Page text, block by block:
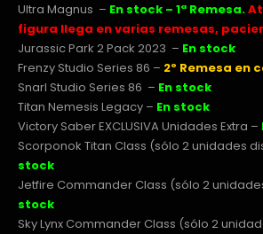
Ultra Magnus – En stock – 1ª Remesa.
figura llega en varias remesas,
Jurassic Park 2 Pack 2023 – En stock
Frenzy Studio Series 86 – 2º Remesa en
Snarl Studio Series 86 – En stock
Titan Nemesis Legacy – En stock
Victory Saber EXCLUSIVA Unidades Extra –
Scorponok Titan Class (sólo 2 unidades
stock
Jetfire Commander Class (sólo 2
stock
Sky Lynx Commander Class (sólo 2